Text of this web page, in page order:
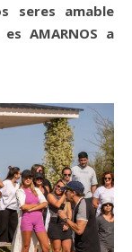
seres amable
AMARNOS a